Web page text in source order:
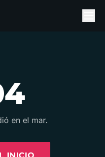
en el mar.